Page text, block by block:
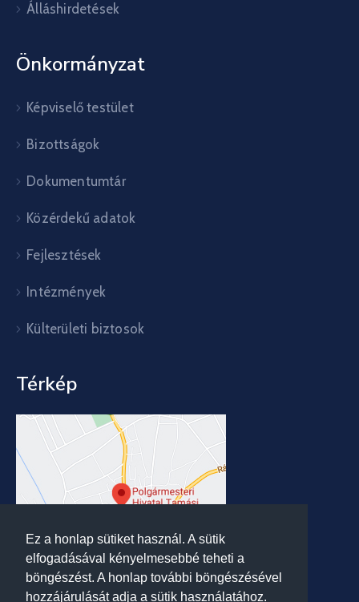
Ez a honlap sütiket használ. A sütik
elfogadásával kényelmesebbé teheti a
böngészést. A honlap további böngészésével
hozzájárulását adja a sütik használatához.
Álláshirdetések
Önkormányzat
Képviselő testület
Bizottságok
Dokumentumtár
Közérdekű adatok
Fejlesztések
Intézmények
Külterületi biztosok
Térkép